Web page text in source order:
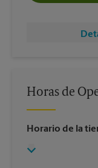
Horas de
Horario de la